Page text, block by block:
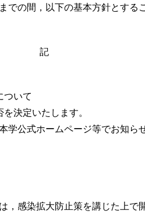
の間，以下の基本方針とする
記
ついて
決定いたします。
公式ホームページ等でお知ら
感染拡大防止策を講じた上で